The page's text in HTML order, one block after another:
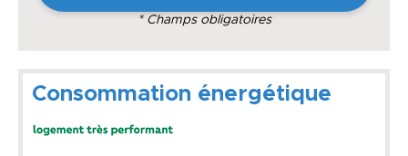
* Champs obligatoires
Consommation énergétique